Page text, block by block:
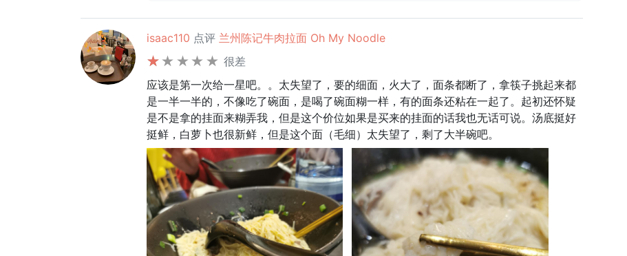
isaac110 点评 兰州陈记牛肉拉面 Oh My Noodle
很差
应该是第一次给一星吧。。太失望了，要的细面，火大了，面条都断了，拿筷子挑起来都
是一半一半的，不像吃了碗面，是喝了碗面糊一样，有的面条还粘在一起了。起初还怀疑
是不是拿的挂面来糊弄我，但是这个价位如果是买来的挂面的话我也无话可说。汤底挺好
挺鲜，白萝卜也很新鲜，但是这个面（毛细）太失望了，剩了大半碗吧。